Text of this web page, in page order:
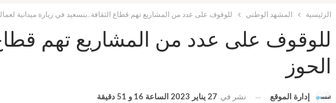
الرئيسية المشهد الوطني للوقوف على عدد من المشاريع تهم قطاع الثقافة..بنسعيد في زيارة ميدانية
للوقوف على عدد من المشاريع تهم قطاع
الحوز
إدارة الموقع نشر في 27 يناير 2023 الساعة 16 و 51 دقيقة